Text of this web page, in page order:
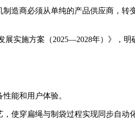
造商必须从单纯的产品供应商，转
实施方案（2025—2028年）》，明
能和用户体验。
使穿扁绳与制袋过程实现同步自动